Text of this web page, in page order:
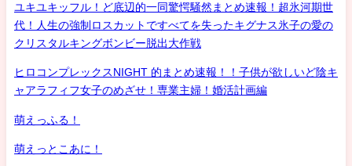
ユキユキッフル！ど底辺的一同驚愕騒然まとめ速報！超氷河期世
代！人生の強制ロスカットですべてを失ったキグナス氷子の愛の
クリスタルキングボンビー脱出大作戦
ヒロコンプレックスNIGHT 的まとめ速報！！子供が欲しいど陰キ
ャアラフィフ女子のめざせ！専業主婦！婚活計画編
萌えっふる！
萌えっとこあに！